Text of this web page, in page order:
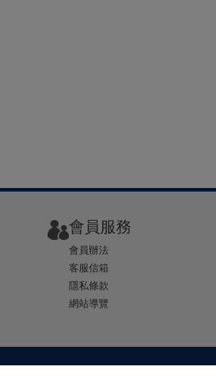
會員服務
會員辦法
客服信箱
隱私條款
網站導覽